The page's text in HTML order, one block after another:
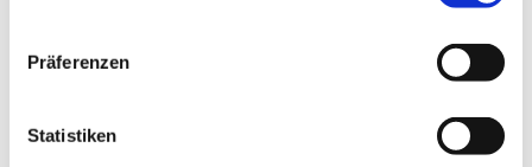
Präferenzen
Statistiken